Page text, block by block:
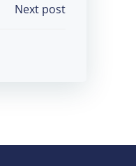
Next post